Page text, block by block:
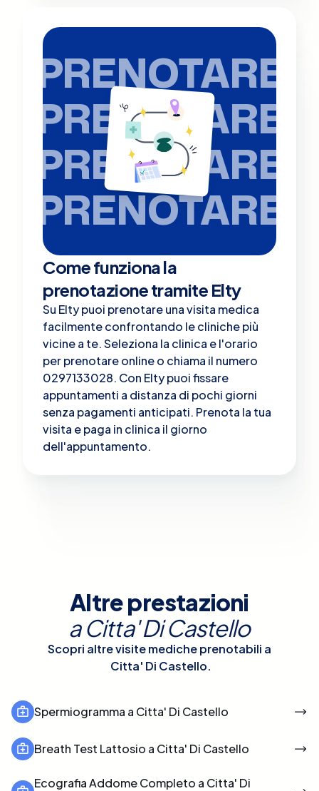
PRENOTARE
PRENOTARE
PRENOTARE
PRENOTARE
Come funziona la
prenotazione tramite Elty
Su Elty puoi prenotare una visita medica
facilmente confrontando le cliniche più
vicine a te. Seleziona la clinica e l'orario
per prenotare online o chiama il numero
0297133028. Con Elty puoi fissare
appuntamenti a distanza di pochi giorni
senza pagamenti anticipati. Prenota la tua
visita e paga in clinica il giorno
dell'appuntamento.
Altre prestazioni
aCitta' Di Castello
Scopri altre visite mediche prenotabili a
Citta' Di Castello.
Spermiogramma a Citta' Di Castello
Breath Test Lattosio a Citta' Di Castello
Ecografia Addome Completo a Citta' Di